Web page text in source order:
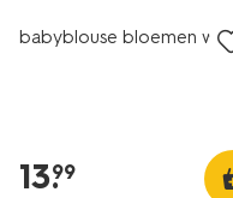
babyblouse bloemen wit
13.
99